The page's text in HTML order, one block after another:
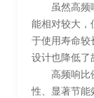
虽然高频
能相对较大，
于使用寿命较
设计也降低了
高频响比
性、显著节能